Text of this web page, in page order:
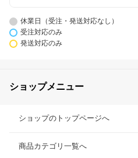
休業日（受注・発送対応なし）
受注対応のみ
発送対応のみ
ショップメニュー
ショップのトップページへ
商品カテゴリ一覧へ